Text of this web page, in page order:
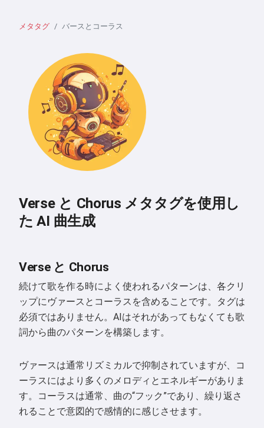
メタタグ バースとコーラス
Verse と Chorus メタタグを使用し
た AI 曲生成
Verse と Chorus
続けて歌を作る時によく使われるパターンは、各クリ
ップにヴァースとコーラスを含めることです。タグは
必須ではありません。AIはそれがあってもなくても歌
詞から曲のパターンを構築します。
ヴァースは通常リズミカルで抑制されていますが、コ
ーラスにはより多くのメロディとエネルギーがありま
す。コーラスは通常、曲の“フック”であり、繰り返さ
れることで意図的で感情的に感じさせます。